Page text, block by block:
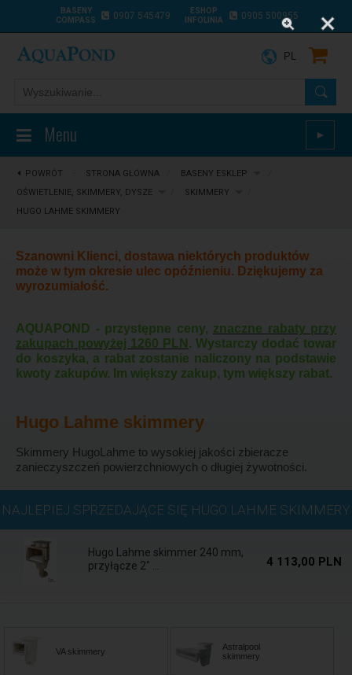
BASENY
COMPASS
0907 545479
ESHOP
INFOLINIA
0905 500955
Menu ►
PL
POWRÓT STRONA GŁÓWNA BASENY ESKLEP
OŚWIETLENIE, SKIMMERY, DYSZE
SKIMMERY
HUGO LAHME SKIMMERY
Szanowni Klienci, dostawa niektórych produktów
może w tym okresie ulec opóźnieniu. Dziękujemy za
wyrozumiałość.
AQUAPOND - przystępne ceny, znaczne rabaty przy
zakupach powyżej 1260 PLN . Wystarczy dodać towar
do koszyka, a rabat zostanie naliczony na podstawie
kwoty zakupów. Im większy zakup, tym większy rabat.
Hugo Lahme skimmery
Skimmery HugoLahme to wysokiej jakości zbieracze
zanieczyszczeń powierzchniowych o długiej żywotności.
NAJLEPIEJ SPRZEDAJĄCE SIĘ HUGO LAHME SKIMMERY
Hugo Lahme skimmer 240 mm,
przyłącze 2" ...
4 113,00 PLN
Na zamówienie
VA skimmery
Astralpool
skimmery